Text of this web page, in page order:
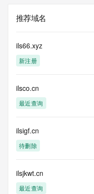
推荐域名
ils66.xyz
新注册
ilsco.cn
最近查询
ilsigf.cn
待删除
ilsjkwt.cn
最近查询